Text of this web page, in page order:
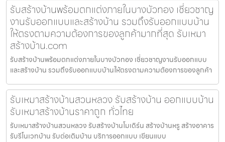
รับสร้างบ้านพร้อมตกแต่งภายในบางบัวทอง เชี่ยวชาญ
งานรับออกแบบและสร้างบ้าน รวมถึงรับออกแบบบ้าน
ให้ตรงตามความต้องการของลูกค้ามากที่สุด รับเหมา
สร้างบ้าน.com
รับสร้างบ้านพร้อมตกแต่งภายในบางบัวทอง เชี่ยวชาญงานรับออกแบบ
และสร้างบ้าน รวมถึงรับออกแบบบ้านให้ตรงตามความต้องการของลูกค้า
รับเหมาสร้างบ้านสวนหลวง รับสร้างบ้าน ออกแบบบ้าน
รับเหมาสร้างบ้านราคาถูก ทั่วไทย
รับเหมาสร้างบ้านสวนหลวง รับสร้างบ้านโมเดิร์น สร้างบ้านหรู สร้างอาคาร
รับรีโนเวทบ้าน รับต่อเติมบ้าน บริการออกแบบ เขียนแบบ